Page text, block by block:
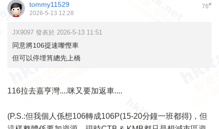
76#
tommy11529
2026-5-13 12:28
JX9097 發表於 2026-5-13 11:51
同意將106提速嚟慳車
但可以停埋筲總先上橋
116拉去嘉亨灣....咪又要加返車....
(P.S.:但我個人係想106轉成106P(15-20分鐘一班都得)，但